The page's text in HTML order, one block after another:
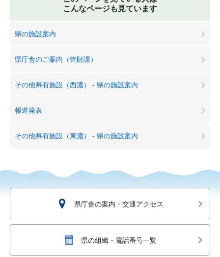
こんなページも見ています
県の施設案内
県庁舎のご案内（管財課）
その他県有施設（西濃） - 県の施設案内
報道発表
その他県有施設（東濃） - 県の施設案内
県庁舎の案内・交通アクセス
県の組織・電話番号一覧